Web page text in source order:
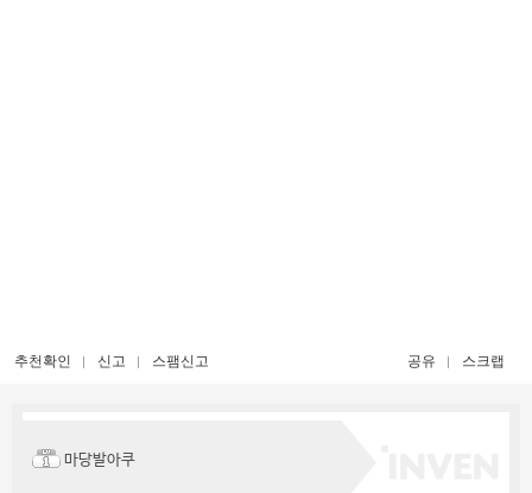
추천확인 신고 스팸신고 공유 스크랩
마당발아쿠